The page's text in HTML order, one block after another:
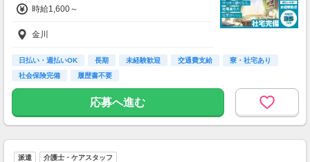
時給1,600～
金川
日払い・週払いOK 長期 未経験歓迎 交通費支給
寮・社宅あり
社会保険完備
履歴書不要
応募へ進む
派遣 介護士・ケアスタッフ